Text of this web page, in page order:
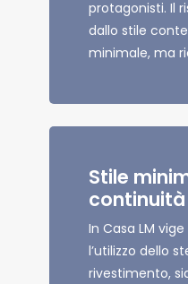
protagonisti. Il
dallo stile
minimale, ma
Stile
continuità
In Casa LM vige
l’utilizzo dello
rivestimento,